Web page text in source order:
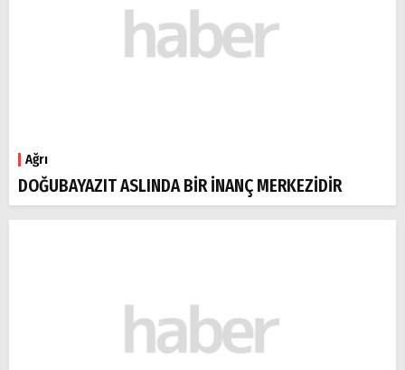
Ağrı
DOĞUBAYAZIT ASLINDA BİR İNANÇ MERKEZİDİR